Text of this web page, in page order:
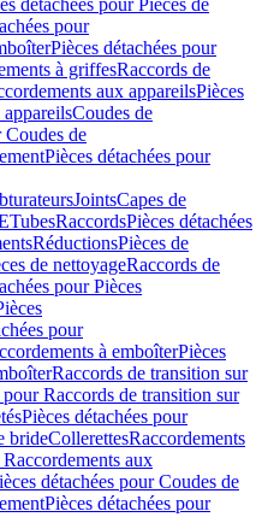
détachées pour Pièces de
pour
Pièces détachées pour
à griffesRaccords de
aux appareilsPièces
appareilsCoudes de
Coudes de
Pièces détachées pour
JointsCapes de
TubesRaccordsPièces détachées
RéductionsPièces de
de nettoyageRaccords de
pour Pièces
pour
à emboîterPièces
Raccords de transition sur
pour Raccords de transition sur
Pièces détachées pour
brideCollerettesRaccordements
aux
détachées pour Coudes de
Pièces détachées pour